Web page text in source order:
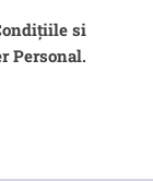
si
Personal.